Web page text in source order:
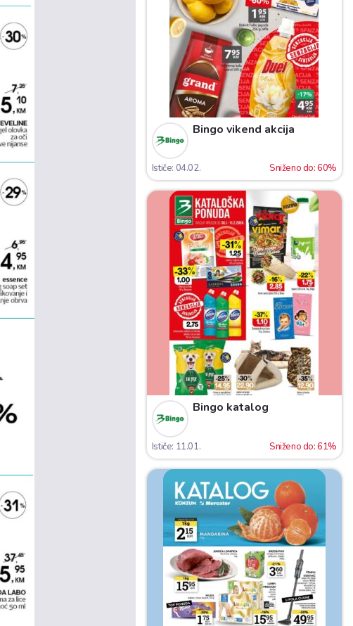
Bingo vikend akcija
Ističe: 04.02. Sniženo do: 60%
Bingo katalog
Ističe: 11.01. Sniženo do: 61%